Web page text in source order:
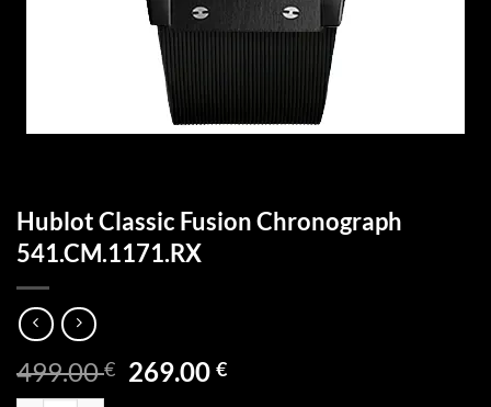
Hublot Classic Fusion Chronograph
541.CM.1171.RX
499.00€ Ursprünglicher
269.00€Aktueller